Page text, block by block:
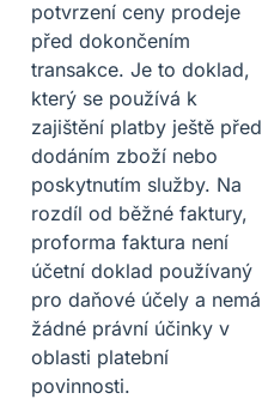
potvrzení ceny prodeje
před dokončením
transakce. Je to doklad,
který se používá k
zajištění platby ještě před
dodáním zboží nebo
poskytnutím služby. Na
rozdíl od běžné faktury,
proforma faktura není
účetní doklad používaný
pro daňové účely a nemá
žádné právní účinky v
oblasti platební
povinnosti.